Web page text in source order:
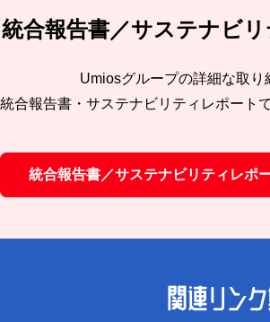
統合報告書／サステナビ
Umiosグループの詳細な取り
統合報告書・サステナビリティレポート
統合報告書／サステナビリティレポ
関連リン